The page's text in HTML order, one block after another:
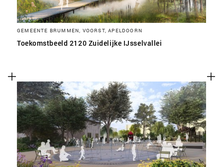
GEMEENTE BRUMMEN, VOORST, APELDOORN
Toekomstbeeld 2120 Zuidelijke IJsselvallei